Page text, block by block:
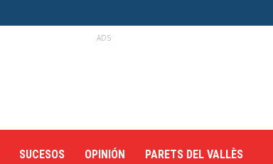
ADS
SUCESOS OPINIÓN PARETS DEL VALLÈS